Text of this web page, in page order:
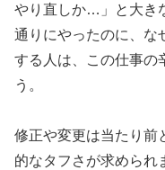
やり直しか…」と大き
通りにやったのに、な
する人は、この仕事の
う。
修正や変更は当たり前
的なタフさが求められ